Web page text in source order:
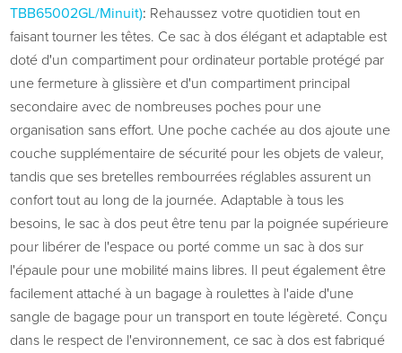
TBB65002GL/Minuit): Rehaussez votre quotidien tout en
faisant tourner les têtes. Ce sac à dos élégant et adaptable est
doté d'un compartiment pour ordinateur portable protégé par
une fermeture à glissière et d'un compartiment principal
secondaire avec de nombreuses poches pour une
organisation sans effort. Une poche cachée au dos ajoute une
couche supplémentaire de sécurité pour les objets de valeur,
tandis que ses bretelles rembourrées réglables assurent un
confort tout au long de la journée. Adaptable à tous les
besoins, le sac à dos peut être tenu par la poignée supérieure
pour libérer de l'espace ou porté comme un sac à dos sur
l'épaule pour une mobilité mains libres. Il peut également être
facilement attaché à un bagage à roulettes à l'aide d'une
sangle de bagage pour un transport en toute légèreté. Conçu
dans le respect de l'environnement, ce sac à dos est fabriqué